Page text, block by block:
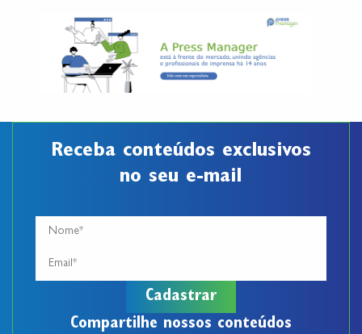
Receba conteúdos exclusivos
no seu e-mail
Compartilhe nossos conteúdos